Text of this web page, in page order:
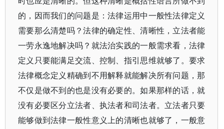
的，因而我们的问题是：法律运用中一般性法律定义
需要那么清楚吗？法律的确定性、清晰性，立法者能
一劳永逸地解决吗？就法治实践的一般需求看，法律
定义只要能满足交流、控制、指引思维就够了。要求
法律概念定义精确到不用解释就能解决所有问题，那
不仅是做不到的也是没有必要的。如果那样的话，就
没有必要区分立法者、执法者和司法者。立法者只要
能够做到法律一般性意义上的清晰也就够了，一般意